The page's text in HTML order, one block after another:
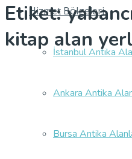
Hizmet Bölgeleri
İstanbul Antika
Ankara Antika
Bursa Antika
Etiket:
kitap alan